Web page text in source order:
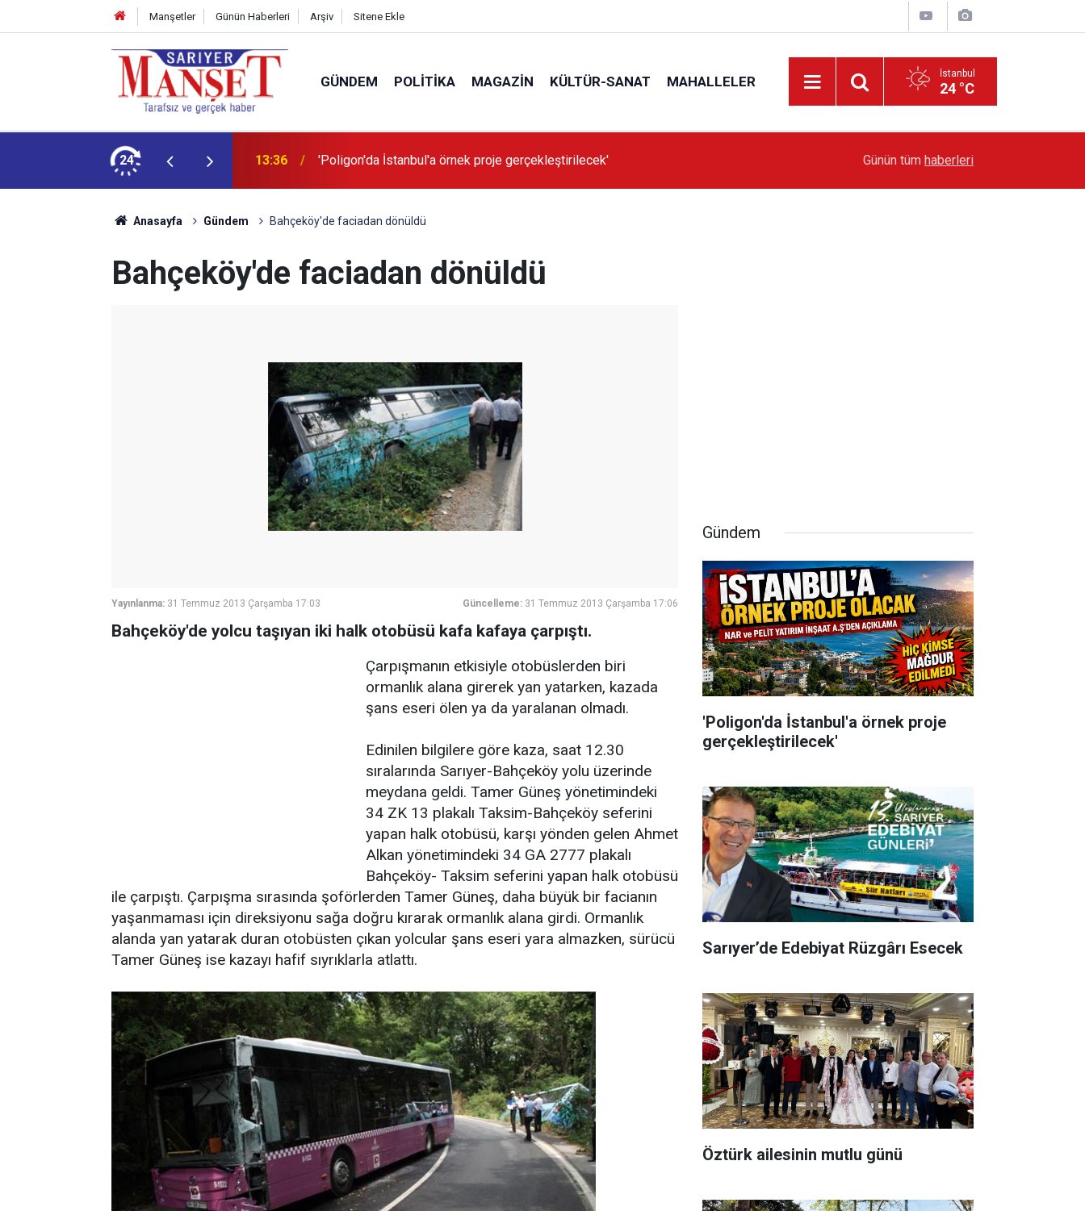
Manşetler Günün Haberleri Arşiv Sitene Ekle
GÜNDEM POLITIKA MAGAZIN KÜLTÜR-SANAT MAHALLELER İstanbul
24 °C
24 13:36 'Poligon'da İstanbul'a örnek proje gerçekleştirilecek' Sarıyer’de Edebiyat Rüzgârı Esecek
Günün tüm haberleri
Anasayfa Gündem Bahçeköy'de faciadan dönüldü
Bahçeköy'de faciadan dönüldü
Yayınlanma: 31 Temmuz 2013 Çarşamba 17:03 Güncelleme: 31 Temmuz 2013 Çarşamba 17:06
Bahçeköy'de yolcu taşıyan iki halk otobüsü kafa kafaya çarpıştı.
Çarpışmanın etkisiyle otobüslerden biri
ormanlık alana girerek yan yatarken, kazada
şans eseri ölen ya da yaralanan olmadı.
Edinilen bilgilere göre kaza, saat 12.30
sıralarında Sarıyer-Bahçeköy yolu üzerinde
meydana geldi. Tamer Güneş yönetimindeki
34 ZK 13 plakalı Taksim-Bahçeköy seferini
yapan halk otobüsü, karşı yönden gelen Ahmet
Alkan yönetimindeki 34 GA 2777 plakalı
Bahçeköy- Taksim seferini yapan halk otobüsü
ile çarpıştı. Çarpışma sırasında şoförlerden Tamer Güneş, daha büyük bir facianın
yaşanmaması için direksiyonu sağa doğru kırarak ormanlık alana girdi. Ormanlık
alanda yan yatarak duran otobüsten çıkan yolcular şans eseri yara almazken, sürücü
Tamer Güneş ise kazayı hafif sıyrıklarla atlattı.
Gündem
'Poligon'da İstanbul'a örnek proje
gerçekleştirilecek'
Sarıyer’de Edebiyat Rüzgârı Esecek
Öztürk ailesinin mutlu günü